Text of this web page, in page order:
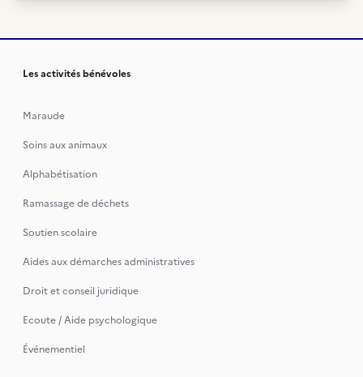
Les activités bénévoles
Maraude
Soins aux animaux
Alphabétisation
Ramassage de déchets
Soutien scolaire
Aides aux démarches administratives
Droit et conseil juridique
Ecoute / Aide psychologique
Événementiel